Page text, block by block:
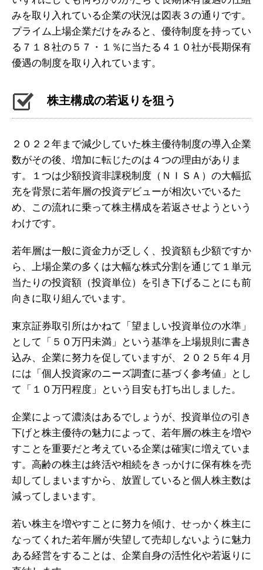
みを取り入れている企業の状況は図表３の通りです。
プライム上場企業だけをみると、優待制度を持ってい
る７１８社の５７・１％に当たる４１０社が長期保有
優遇の制度を取り入れています。
株主構成の若返りを狙う
２０２２年まで減少していた株主優待制度の導入企業
数がその後、増加に転じたのは４つの理由がありま
す。１つは少額投資非課税制度（ＮＩＳＡ）の大幅拡
充を背景に若年層の投資デビューが相次いでいるた
め、この流れに乗って株主構成を若返させようという
わけです。
若年層は一般に資金力が乏しく、投資額も少額ですか
ら、上場企業の多くは大幅な株式分割を通じて１単元
当たりの投資額（投資単位）を引き下げることにも前
向きに取り組んでいます。
東京証券取引所はかねて「望ましい投資単位の水準」
として「５０万円未満」という基準を上場規則に書き
込み、企業に努力を促していますが、２０２５年４月
には「個人投資家のニーズ調査に基づく参考値」とし
て「１０万円程度」という目安も打ち出しました。
企業によって濃淡はあるでしょうが、投資単位の引き
下げと株主優待の魅力によって、若年層の株主を増や
すことを重要だと考えている企業は確実に増えていま
す。高齢の株主は終活や相続をきっかけに保有株を売
却してしまいますから、放置していると個人株主数は
減ってしまいます。
若い株主を増やすことに努力を傾け、せっかく株主に
なってくれた若年層が失望して売却しないように魅力
ある経営をすることは、企業自身の活性化や若返りに